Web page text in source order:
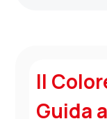
Il
Guida